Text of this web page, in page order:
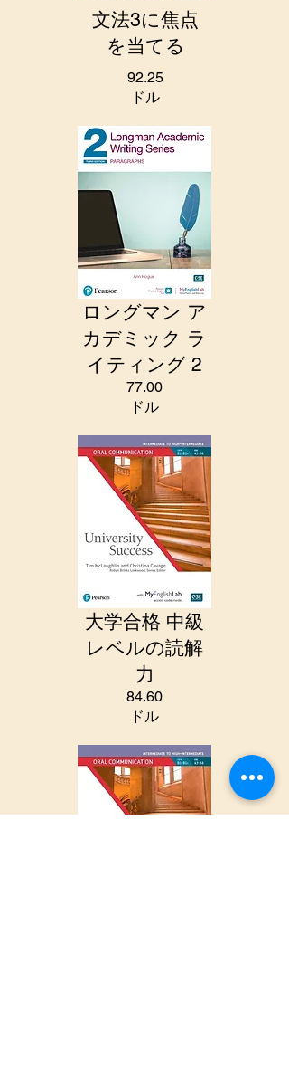
文法3に焦点
を当てる
92.25
ドル
ロングマン ア
カデミック ラ
イティング 2
77.00
ドル
大学合格 中級
レベルの読解
力
84.60
ドル